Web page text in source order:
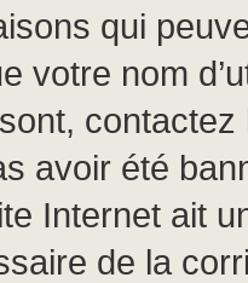
qui
votre nom
avoir été
Internet ait
de la